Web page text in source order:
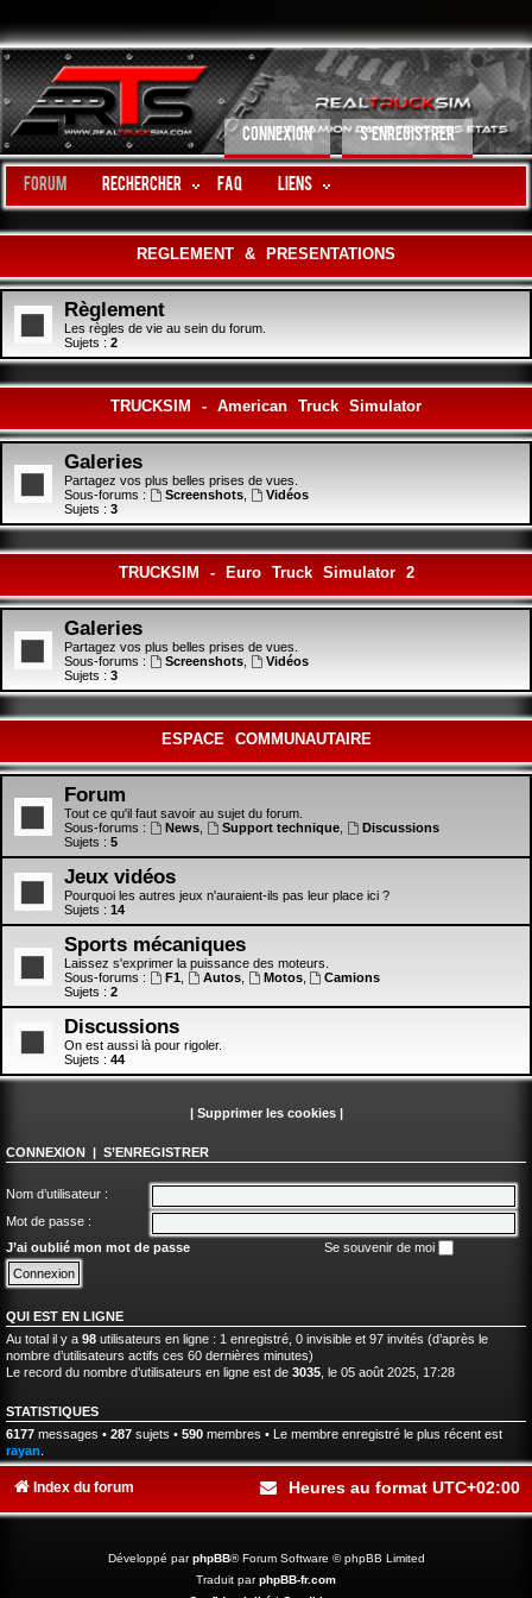
CONNEXION S’ENREGISTRER
Forum Rechercher FAQ LIENS
REGLEMENT & PRESENTATIONS
Règlement
Les règles de vie au sein du forum.
Sujets : 2
TRUCKSIM - American Truck Simulator
Galeries
Partagez vos plus belles prises de vues.
Sous-forums :
Screenshots,
Vidéos
Sujets : 3
TRUCKSIM - Euro Truck Simulator 2
Galeries
Partagez vos plus belles prises de vues.
Sous-forums :
Screenshots,
Vidéos
Sujets : 3
ESPACE COMMUNAUTAIRE
Forum
Tout ce qu'il faut savoir au sujet du forum.
Sous-forums :
News, Support technique,
Discussions
Sujets : 5
Jeux vidéos
Pourquoi les autres jeux n'auraient-ils pas leur place ici ?
Sujets : 14
Sports mécaniques
Laissez s'exprimer la puissance des moteurs.
Sous-forums :
F1, Autos, Motos,
Camions
Sujets : 2
Discussions
On est aussi là pour rigoler.
Sujets : 44
| Supprimer les cookies|
CONNEXION | S’ENREGISTRER
Nom d’utilisateur :
Mot de passe :
J’ai oublié mon mot de passe
Se souvenir de moi
QUI EST EN LIGNE
Au total il y a 98 utilisateurs en ligne : 1 enregistré, 0 invisible et 97 invités (d’après le
nombre d’utilisateurs actifs ces 60 dernières minutes)
Le record du nombre d’utilisateurs en ligne est de 3035 , le 05 août 2025, 17:28
STATISTIQUES
6177 messages • 287 sujets • 590 membres • Le membre enregistré le plus récent est
rayan
Index du forum Heures au format UTC+02:00
Développé parphpBB® Forum Software © phpBB Limited
Traduit parphpBB-fr.com